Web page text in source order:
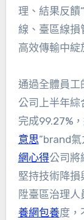
理、結果反饋
線、臺區線損
高效傳輸中綻
通過全體員工
公司上半年綜
完成99.27%
意思”brand
網心得公司將
堅持技術降損
陞臺區治理
養網包養度，